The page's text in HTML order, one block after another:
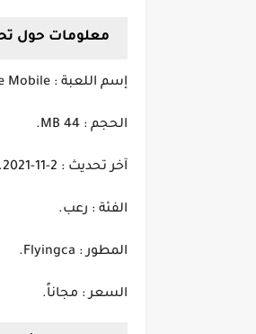
معلومات حول
إسم اللعبة : Download Poppy Playtime Mobile.
الحجم : 44 MB.
آخر تحديث : 2-11-2021.
الفئة : رعب.
المطور : Flyingca.
السعر : مجاناً.